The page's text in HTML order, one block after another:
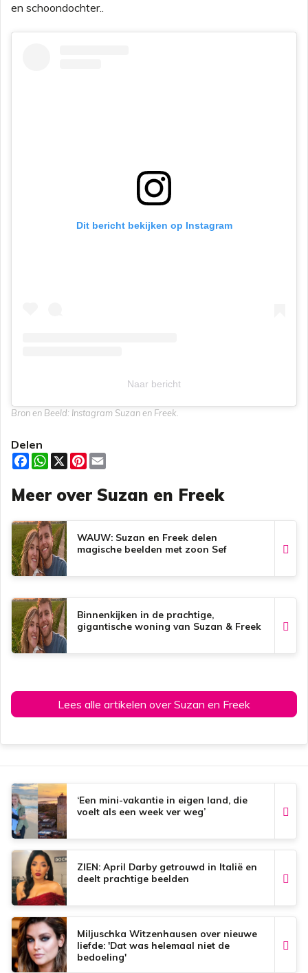
en schoondochter..
Dit bericht bekijken op Instagram
Naar bericht
Bron en Beeld: Instagram Suzan en Freek.
Delen
F
a
e
b
o
k
W
h
t
s
p
p
X
P
t
e
e
s
t
i
l
Meer over Suzan en Freek
WAUW: Suzan en Freek delen
magische beelden met zoon Sef
Binnenkijken in de prachtige,
gigantische woning van Suzan & Freek
Lees alle artikelen over Suzan en Freek
‘Een mini-vakantie in eigen land, die
voelt als een week ver weg’
ZIEN: April Darby getrouwd in Italië en
deelt prachtige beelden
Miljuschka Witzenhausen over nieuwe
liefde: 'Dat was helemaal niet de
bedoeling'